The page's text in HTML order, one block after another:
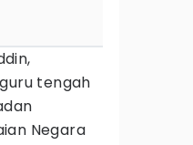
tengah
Negara